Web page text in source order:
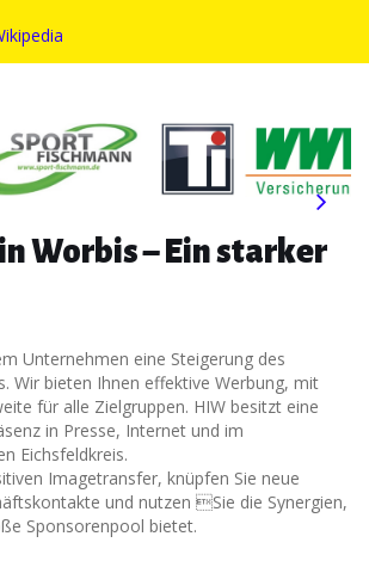
Worbis – Ein starker
Unternehmen eine Steigerung des
Wir bieten Ihnen effektive Werbung, mit
für alle Zielgruppen. HIW besitzt eine
in Presse, Internet und im
Eichsfeldkreis.
Imagetransfer, knüpfen Sie neue
und nutzen Sie die Synergien,
Sponsorenpool bietet.